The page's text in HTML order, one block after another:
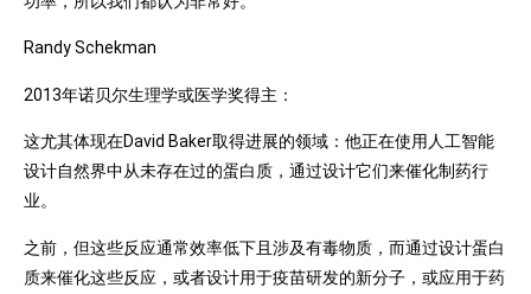
Randy Schekman
2013年诺贝尔生理学或医学奖得主：
这尤其体现在David Baker取得进展的领域：他正在使用人工智能
设计自然界中从未存在过的蛋白质，通过设计它们来催化制药行
业。
之前，但这些反应通常效率低下且涉及有毒物质，而通过设计蛋白
质来催化这些反应，或者设计用于疫苗研发的新分子，或应用于药